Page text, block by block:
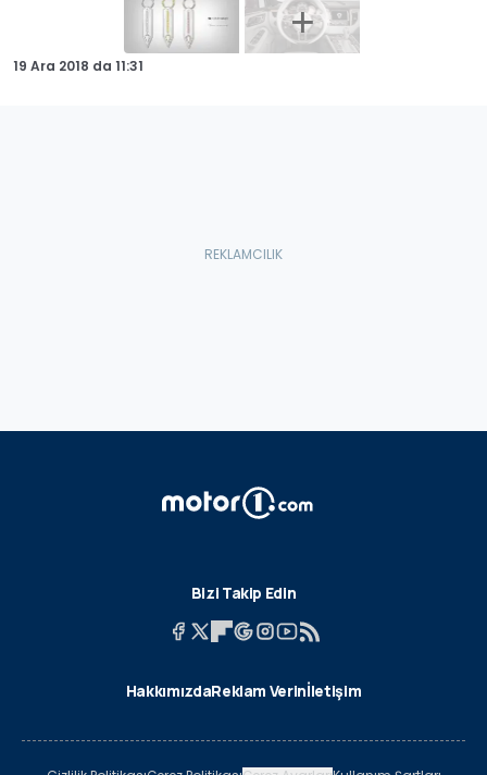
19 Ara 2018 da 11:31
Bizi Takip Edin
HakkımızdaReklam Verinİletişim